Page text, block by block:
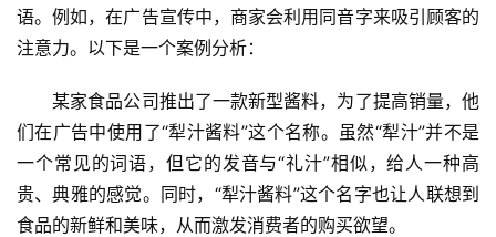
语。例如，在广告宣传中，商家会利用同音字来吸引顾客的
注意力。以下是一个案例分析：
某家食品公司推出了一款新型酱料，为了提高销量，他
们在广告中使用了“犁汁酱料”这个名称。虽然“犁汁”并不是
一个常见的词语，但它的发音与“礼汁”相似，给人一种高
贵、典雅的感觉。同时，“犁汁酱料”这个名字也让人联想到
食品的新鲜和美味，从而激发消费者的购买欲望。